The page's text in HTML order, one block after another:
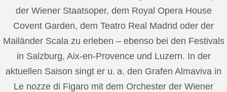
der Wiener Staatsoper, dem Royal Opera House
Covent Garden, dem Teatro Real Madrid oder der
Mailänder Scala zu erleben – ebenso bei den Festivals
in Salzburg, Aix-en-Provence und Luzern. In der
aktuellen Saison singt er u. a. den Grafen Almaviva in
Le nozze di Figaro mit dem Orchester der Wiener